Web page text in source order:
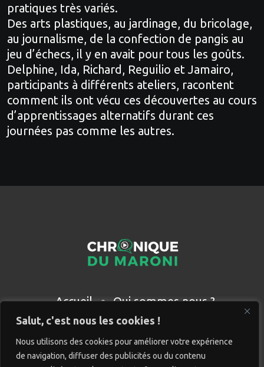
Salut, c'est nous les cookies !
Nous utilisons des cookies pour améliorer votre expérience
de navigation, diffuser des publicités ou du contenu
pratiques très variés.
Des arts plastiques, au jardinage, du bricolage,
au journalisme, de la confection de pangis au
jeu d’échecs, il y en avait pour tous les goûts.
Delphine, Ida, Richard, Reguilio et Jamairo,
participants à différents ateliers, racontent
comment ils ont vécu ces découvertes au cours
d’apprentissages alternatifs durant ces
journées pas comme les autres.
Accueil
Qui sommes nous ?
Partenaires
Contact